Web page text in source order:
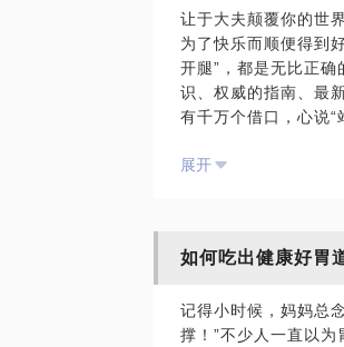
让于大夫颠覆你的世
为了快乐而顺便得到
开腿”，都是无比正
识、权威的指南、最
有千万个借口，心说“
性的，聊后你会相知
吃越长胖？好不容易
式调查，参阅健康体
基本技能。专业的知
展开
如何吃出健康好胃
记得小时候，妈妈
撑！”不少人一直以